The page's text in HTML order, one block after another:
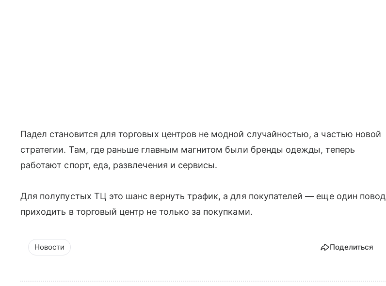
Падел становится для торговых центров не модной случайностью, а частью новой
стратегии. Там, где раньше главным магнитом были бренды одежды, теперь
работают спорт, еда, развлечения и сервисы.
Для полупустых ТЦ это шанс вернуть трафик, а для покупателей — еще один повод
приходить в торговый центр не только за покупками.
Новости Поделиться